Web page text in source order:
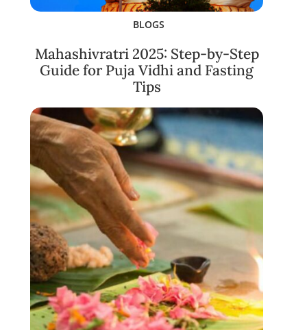
BLOGS
Mahashivratri 2025: Step-by-Step
Guide for Puja Vidhi and Fasting
Tips